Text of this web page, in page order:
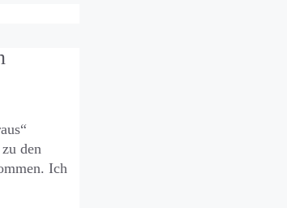
den
Ich